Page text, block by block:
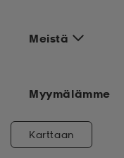
Meistä
Myymälämme
Karttaan